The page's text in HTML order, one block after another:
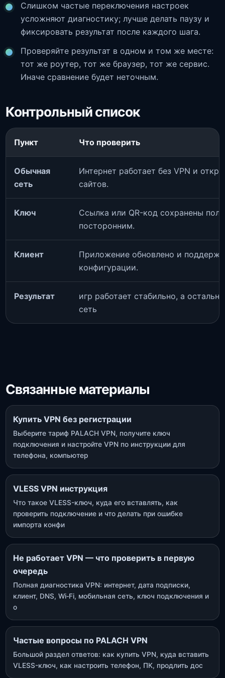
Слишком частые переключения настроек
усложняют диагностику; лучше делать паузу и
фиксировать результат после каждого шага.
Проверяйте результат в одном и том же месте:
тот же роутер, тот же браузер, тот же сервис.
Иначе сравнение будет неточным.
Контрольный список
Пункт Что проверить
Обычная
сеть
Интернет работает без VPN и
сайтов.
Ключ
Ссылка или QR-код сохранены
посторонним.
Клиент
Приложение обновлено и
конфигурации.
Результат
игр работает стабильно, а
сеть
Связанные материалы
Купить VPN без регистрации
Выберите тариф PALACH VPN, получите ключ
подключения и настройте VPN по инструкции для
телефона, компьютер
VLESS VPN инструкция
Что такое VLESS-ключ, куда его вставлять, как
проверить подключение и что делать при ошибке
импорта конфи
Не работает VPN — что проверить в первую
очередь
Полная диагностика VPN: интернет, дата подписки,
клиент, DNS, Wi‑Fi, мобильная сеть, ключ подключения и
о
Частые вопросы по PALACH VPN
Большой раздел ответов: как купить VPN, куда вставить
VLESS-ключ, как настроить телефон, ПК, продлить дос